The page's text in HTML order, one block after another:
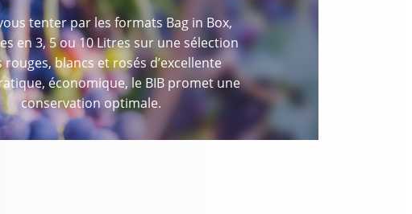
tenter par les formats Bag in Box,
en 3, 5 ou 10 Litres sur une sélection
rouges, blancs et rosés d’excellente
économique, le BIB promet une
conservation optimale.